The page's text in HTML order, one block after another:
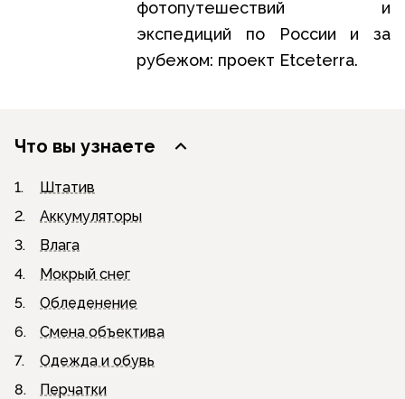
фотопутешествий и
экспедиций по России и за
рубежом: проект Etceterra.
Что вы узнаете
1.
Штатив
2.
Аккумуляторы
3.
Влага
4.
Мокрый снег
5.
Обледенение
6.
Смена объектива
7.
Одежда и обувь
8.
Перчатки